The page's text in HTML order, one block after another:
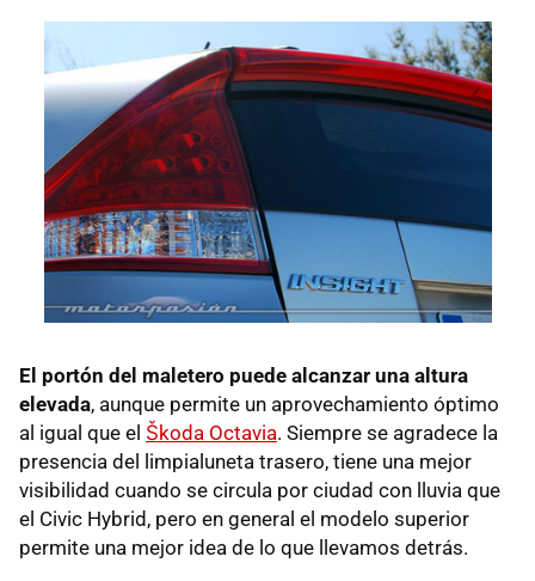
El portón del maletero puede alcanzar una altura
elevada, aunque permite un aprovechamiento óptimo
al igual que el Škoda Octavia. Siempre se agradece la
presencia del limpialuneta trasero, tiene una mejor
visibilidad cuando se circula por ciudad con lluvia que
el Civic Hybrid, pero en general el modelo superior
permite una mejor idea de lo que llevamos detrás.